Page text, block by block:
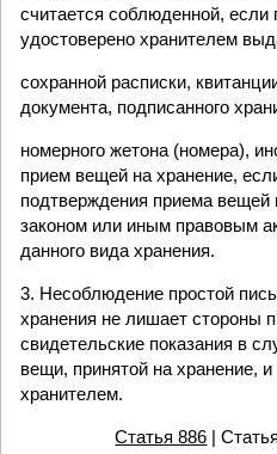
считается соблюденной, если
удостоверено хранителем
сохранной расписки,
документа, подписанного
номерного жетона (номера),
прием вещей на хранение,
подтверждения приема вещей
законом или иным правовым
данного вида хранения.
3. Несоблюдение простой
хранения не лишает стороны
свидетельские показания в
вещи, принятой на хранение,
хранителем.
Статья 886 |